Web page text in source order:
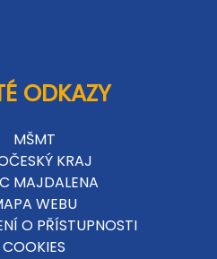
ODKAZY
MŠMT
KRAJ
MAJDALENA
WEBU
O PŘÍSTUPNOSTI
COOKIES